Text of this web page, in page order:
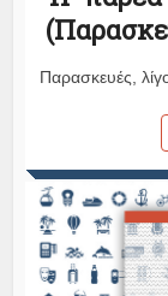
Παρασκευές,